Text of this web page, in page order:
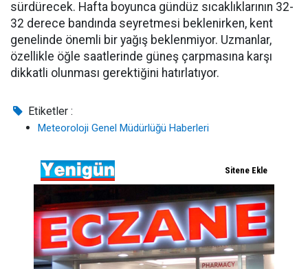
sürdürecek. Hafta boyunca gündüz sıcaklıklarının 32-
32 derece bandında seyretmesi beklenirken, kent
genelinde önemli bir yağış beklenmiyor. Uzmanlar,
özellikle öğle saatlerinde güneş çarpmasına karşı
dikkatli olunması gerektiğini hatırlatıyor.
Etiketler :
Meteoroloji Genel Müdürlüğü Haberleri